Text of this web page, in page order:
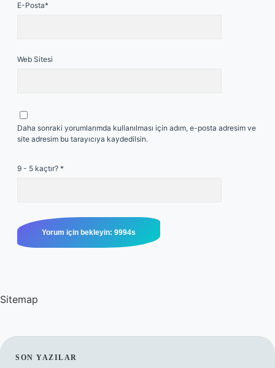
E-Posta*
Web Sitesi
Daha sonraki yorumlarımda kullanılması için adım, e-posta adresim ve
site adresim bu tarayıcıya kaydedilsin.
9 - 5 kaçtır? *
Sitemap
SON YAZILAR